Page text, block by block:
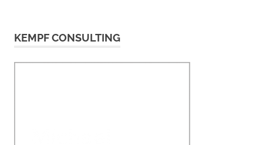
KEMPF CONSULTING